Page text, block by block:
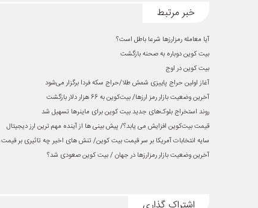
خبر مرتبط
آیا معامله رمزارزها شرعا باطل است؟
بیت کوین دوباره به صحنه بازگشت
بیت کوین در اوج
آغاز اولین حراج پاییزی شمش طلا/حراج سکه فردا برگزار می‌شود
آخرین وضعیت بازار رمز ارزها/ بیت‌کوین به 66 هزار دلار بازگشت
روند استخراج بلوک‌های جدید بیت کوین برای ماینرها تسهیل شد
قیمت بیت‌کوین افزایش می یابد؟/ پیش بینی ها از آینده مهم ترین ارز دیجیتال
سایه انتخابات آمریکا بر سر قیمت بیت کوین/ تنش های اخیر چه تاثیری بر
آخرین وضعیت بازار رمزارزها در جهان / بیت کوین صعودی شد؟